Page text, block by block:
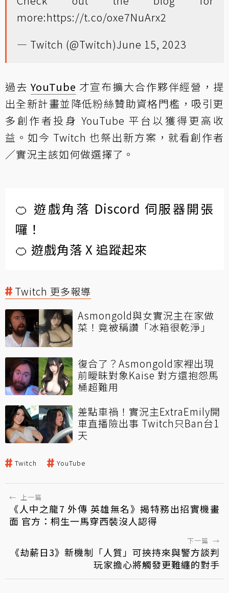
more:https://t.co/oxe7NuArx2
— Twitch (@Twitch)June 15, 2023
過去YouTube 才宣布擴大合作夥伴經營，提
出全新計畫並降低粉絲贊助資格門檻，吸引更
多創作者投身 YouTube 平台以獲得更高收
益。如今 Twitch 也祭出新方案，就看創作者
／實況主該如何做選擇了。
🍊 遊戲角落 Discord 伺服器開張
囉！
🍊 遊戲角落 X 追蹤起來
Twitch 更多報導
Asmongold與女實況主在家做
菜！竟被稱讚「冰箱很乾淨」
復合了？Asmongold家裡出現
前曖昧對象Kaise 對方還抱怨馬
桶超難用
差點車禍！實況主ExtraEmily開
車直播險出事 Twitch只Ban台1
天
Twitch YouTube
← 上一篇
《人中之龍7 外傳 英雄無名》揭特務出招實機畫
面 官方：桐生一馬穿西裝沒人認得
下一篇 →
《劫薪日3》新機制「人質」可挾持來與警方談判
玩家擔心將觸發更難纏的對手